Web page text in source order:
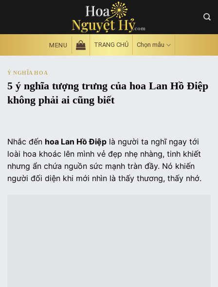
MENU TRANG CHỦ Chọn mẫu
Ý NGHĨA HOA
5 ý nghĩa tượng trưng của hoa Lan Hồ Điệp
không phải ai cũng biết
Nhắc đến hoa Lan Hồ Điệp là người ta nghĩ ngay tới
loài hoa khoác lên mình vẻ đẹp nhẹ nhàng, tinh khiết
nhưng ẩn chứa nguồn sức mạnh tràn đầy. Nó khiến
người đối diện khi mới nhìn là thấy thương, thấy nhớ.